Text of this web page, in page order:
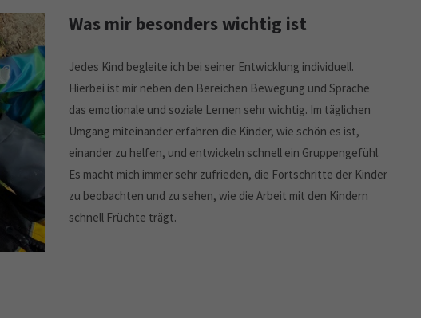
Was mir besonders wichtig ist
Jedes Kind begleite ich bei seiner Entwicklung individuell.
Hierbei ist mir neben den Bereichen Bewegung und Sprache
das emotionale und soziale Lernen sehr wichtig. Im täglichen
Umgang miteinander erfahren die Kinder, wie schön es ist,
einander zu helfen, und entwickeln schnell ein Gruppengefühl.
Es macht mich immer sehr zufrieden, die Fortschritte der Kinder
zu beobachten und zu sehen, wie die Arbeit mit den Kindern
schnell Früchte trägt.